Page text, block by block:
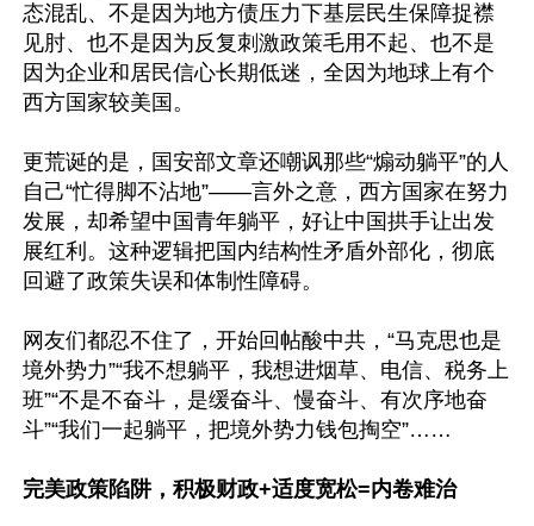
态混乱、不是因为地方债压力下基层民生保障捉襟
见肘、也不是因为反复刺激政策毛用不起、也不是
因为企业和居民信心长期低迷，全因为地球上有个
西方国家较美国。
更荒诞的是，国安部文章还嘲讽那些“煽动躺平”的人
自己“忙得脚不沾地”——言外之意，西方国家在努力
发展，却希望中国青年躺平，好让中国拱手让出发
展红利。这种逻辑把国内结构性矛盾外部化，彻底
回避了政策失误和体制性障碍。
网友们都忍不住了，开始回帖酸中共，“马克思也是
境外势力”“我不想躺平，我想进烟草、电信、税务上
班”“不是不奋斗，是缓奋斗、慢奋斗、有次序地奋
斗”“我们一起躺平，把境外势力钱包掏空”……
完美政策陷阱，积极财政+适度宽松=内卷难治